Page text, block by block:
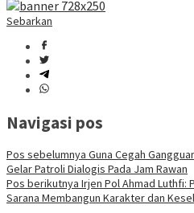
Sebarkan
Navigasi pos
Pos sebelumnya Guna Cegah
Gelar Patroli Dialogis Pada Jam Rawan
Pos berikutnya Irjen Pol Ahmad Luthfi:
Sarana Membangun Karakter dan